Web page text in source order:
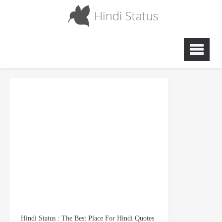
Hindi Status : The Best Place For Hindi Quotes